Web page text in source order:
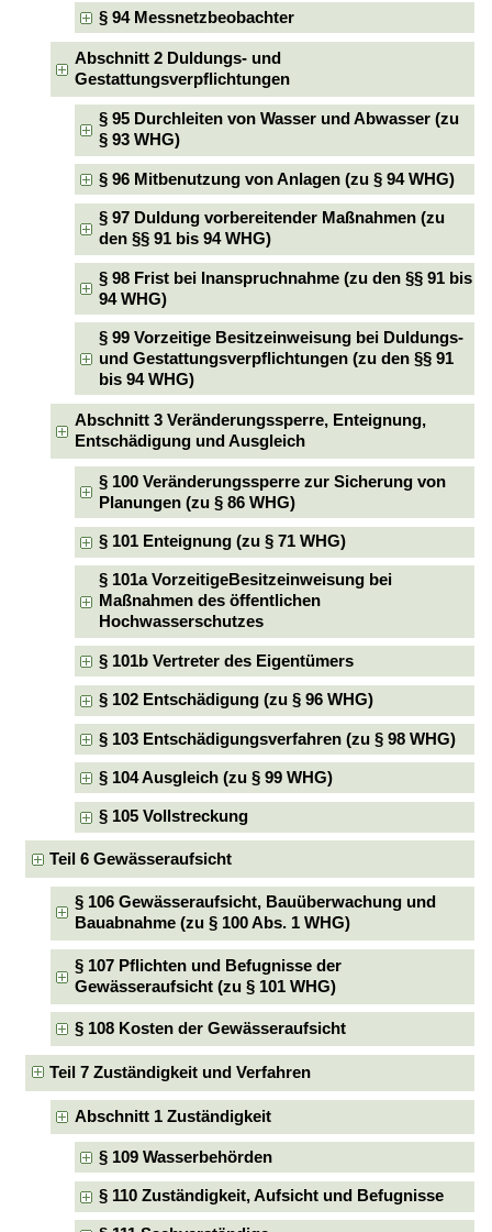
§ 94 Messnetzbeobachter
Abschnitt 2 Duldungs- und
Gestattungsverpflichtungen
§ 95 Durchleiten von Wasser und Abwasser (zu
§ 93 WHG)
§ 96 Mitbenutzung von Anlagen (zu § 94 WHG)
§ 97 Duldung vorbereitender Maßnahmen (zu
den §§ 91 bis 94 WHG)
§ 98 Frist bei Inanspruchnahme (zu den §§ 91 bis
94 WHG)
§ 99 Vorzeitige Besitzeinweisung bei Duldungs-
und Gestattungsverpflichtungen (zu den §§ 91
bis 94 WHG)
Abschnitt 3 Veränderungssperre, Enteignung,
Entschädigung und Ausgleich
§ 100 Veränderungssperre zur Sicherung von
Planungen (zu § 86 WHG)
§ 101 Enteignung (zu § 71 WHG)
§ 101a VorzeitigeBesitzeinweisung bei
Maßnahmen des öffentlichen
Hochwasserschutzes
§ 101b Vertreter des Eigentümers
§ 102 Entschädigung (zu § 96 WHG)
§ 103 Entschädigungsverfahren (zu § 98 WHG)
§ 104 Ausgleich (zu § 99 WHG)
§ 105 Vollstreckung
Teil 6 Gewässeraufsicht
§ 106 Gewässeraufsicht, Bauüberwachung und
Bauabnahme (zu § 100 Abs. 1 WHG)
§ 107 Pflichten und Befugnisse der
Gewässeraufsicht (zu § 101 WHG)
§ 108 Kosten der Gewässeraufsicht
Teil 7 Zuständigkeit und Verfahren
Abschnitt 1 Zuständigkeit
§ 109 Wasserbehörden
§ 110 Zuständigkeit, Aufsicht und Befugnisse